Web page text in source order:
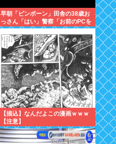
早朝「ピンポーン」田舎の38歳お
っさん「はい」警察「お前のPCを
調べる」全米行方不明・被児童搾
取センターからの通報により児
ホ゜画像を発見、逮捕
【描込】なんだよこの漫画ｗｗｗ
【注意】